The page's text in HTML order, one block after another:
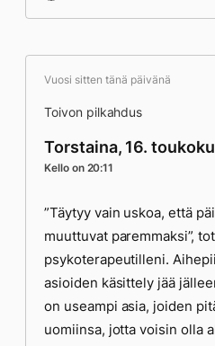
Vuosi sitten tänä päivänä
Toivon pilkahdus
Torstaina, 16.
Kello on 20:11
”Täytyy vain uskoa, että
muuttuvat paremmaksi”,
psykoterapeutilleni.
asioiden käsittely jää
on useampi asia, joiden
uomiinsa, jotta voisin olla